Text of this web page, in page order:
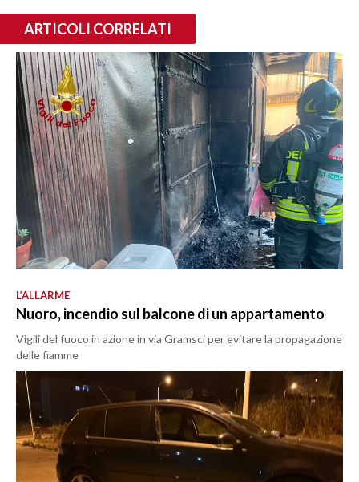
ARTICOLI CORRELATI
L’ALLARME
Nuoro, incendio sul balcone di un appartamento
Vigili del fuoco in azione in via Gramsci per evitare la propagazione
delle fiamme